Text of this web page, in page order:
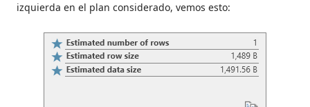
izquierda en el plan considerado, vemos esto: